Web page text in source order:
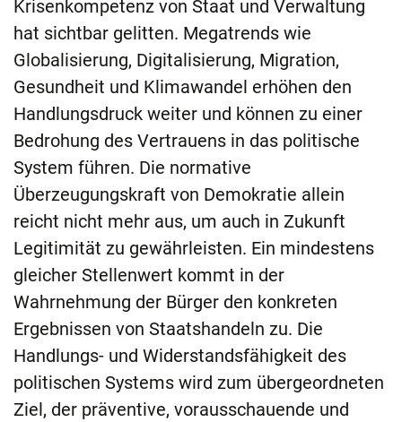
Krisenkompetenz von Staat und Verwaltung
hat sichtbar gelitten. Megatrends wie
Globalisierung, Digitalisierung, Migration,
Gesundheit und Klimawandel erhöhen den
Handlungsdruck weiter und können zu einer
Bedrohung des Vertrauens in das politische
System führen. Die normative
Überzeugungskraft von Demokratie allein
reicht nicht mehr aus, um auch in Zukunft
Legitimität zu gewährleisten. Ein mindestens
gleicher Stellenwert kommt in der
Wahrnehmung der Bürger den konkreten
Ergebnissen von Staatshandeln zu. Die
Handlungs- und Widerstandsfähigkeit des
politischen Systems wird zum übergeordneten
Ziel, der präventive, vorausschauende und